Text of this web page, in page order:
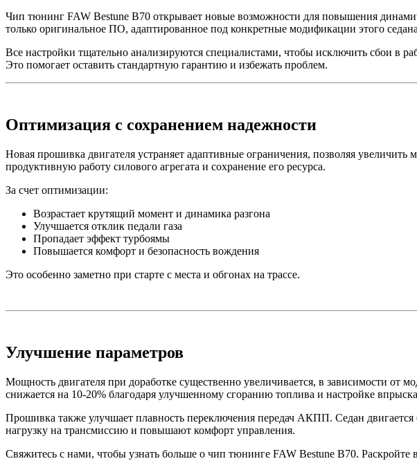
Чип тюнинг FAW Bestune B70 открывает новые возможности для повышения
только оригинальное ПО, адаптированное под конкретные модификации этого
Все настройки тщательно анализируются специалистами, чтобы исключить сбои в
Это помогает оставить стандартную гарантию и избежать проблем.
Оптимизация с сохранением надежности
Новая прошивка двигателя устраняет адаптивные ограничения, позволяя увеличить
продуктивную работу силового агрегата и сохранение его ресурса.
За счет оптимизации:
Возрастает крутящий момент и динамика разгона
Улучшается отклик педали газа
Пропадает эффект турбоямы
Повышается комфорт и безопасность вождения
Это особенно заметно при старте с места и обгонах на трассе.
Улучшение параметров
Мощность двигателя при доработке существенно увеличивается, в зависимости от
снижается на 10-20% благодаря улучшенному сгоранию топлива и настройке
Прошивка также улучшает плавность переключения передач АКПП. Седан
нагрузку на трансмиссию и повышают комфорт управления.
Свяжитесь с нами, чтобы узнать больше о чип тюнинге FAW Bestune B70.